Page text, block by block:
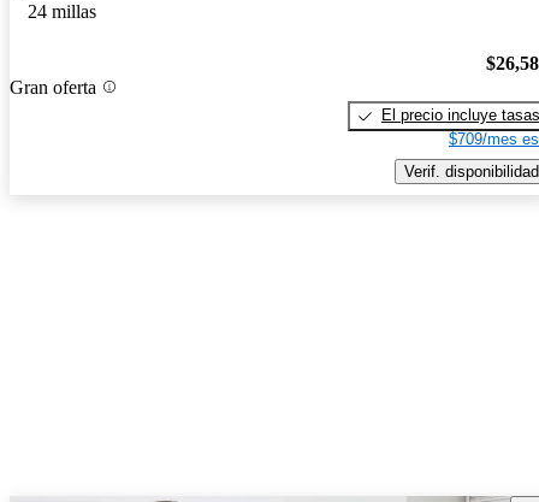
24 millas
Gran oferta
El precio incluye tasas
$709/mes
Verif. disponibilidad